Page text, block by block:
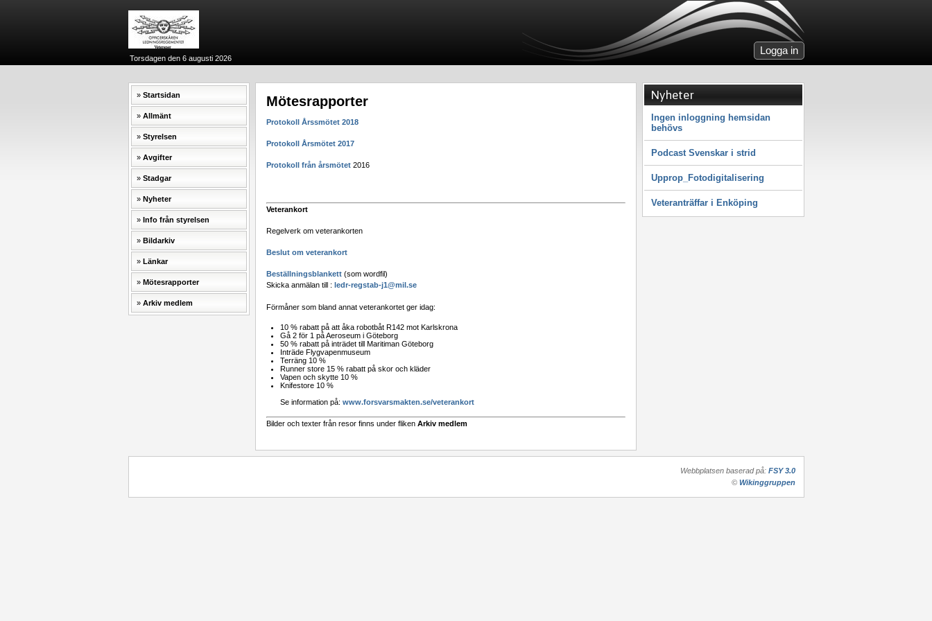
Logga in
Torsdagen den 6 augusti 2026
Startsidan
Allmänt
Styrelsen
Avgifter
Stadgar
Nyheter
Info från styrelsen
Bildarkiv
Länkar
Mötesrapporter
Arkiv medlem
Nyheter
Ingen inloggning hemsidan
behövs
Podcast Svenskar i strid
Upprop_Fotodigitalisering
Veteranträffar i Enköping
Mötesrapporter
Protokoll Årssmötet 2018
Protokoll Årsmötet 2017
Protokoll från årsmötet2016
Veterankort
Regelverk om veterankorten
Beslut om veterankort
Beställningsblankett(som wordfil)
Skicka anmälan till : ledr-regstab-j1@mil.se
Förmåner som bland annat veterankortet ger idag:
10 % rabatt på att åka robotbåt R142 mot Karlskrona
Gå 2 för 1 på Aeroseum i Göteborg
50 % rabatt på inträdet till Maritiman Göteborg
Inträde Flygvapenmuseum
Terräng 10 %
Runner store 15 % rabatt på skor och kläder
Vapen och skytte 10 %
Knifestore 10 %
Se information på: www.forsvarsmakten.se/veterankort
Bilder och texter från resor finns under fliken Arkiv medlem
Webbplatsen baserad på: FSY 3.0
© Wikinggruppen